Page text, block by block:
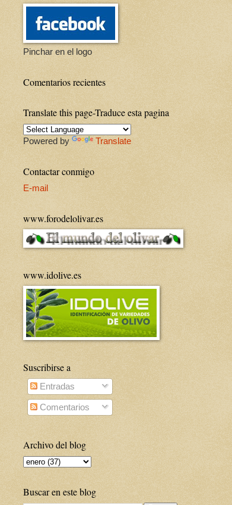
Pinchar en el logo
Comentarios recientes
Translate this page-Traduce esta pagina
Powered by Translate
Contactar conmigo
E-mail
www.forodelolivar.es
www.idolive.es
Suscribirse a
Entradas
Comentarios
Archivo del blog
Buscar en este blog